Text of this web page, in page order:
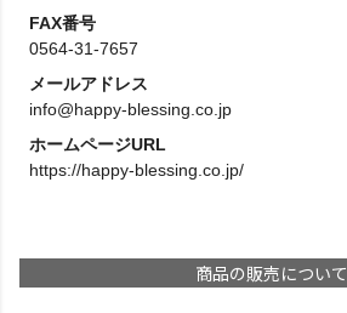
FAX番号
0564-31-7657
メールアドレス
info@happy-blessing.co.jp
ホームページURL
https://happy-blessing.co.jp/
商品の販売について